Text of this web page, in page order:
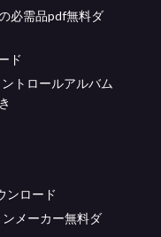
必需品pdf無料ダ
ド
トロールアルバム
ンロード
メーカー無料ダ